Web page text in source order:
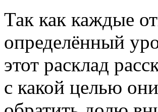
Так как каждые
определённый
этот расклад
с какой целью